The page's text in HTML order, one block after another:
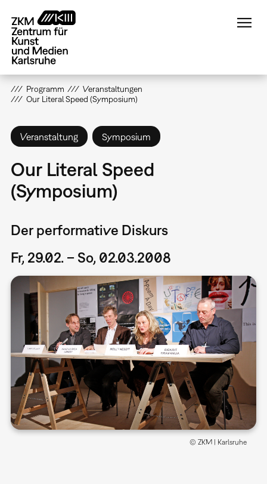
zum
Inhalt
Programm
Veranstaltungen
Our Literal Speed (Symposium)
Veranstaltung Symposium
Our Literal Speed
(Symposium)
Der performative Diskurs
Fr, 29.02. – So, 02.03.2008
© ZKM | Karlsruhe